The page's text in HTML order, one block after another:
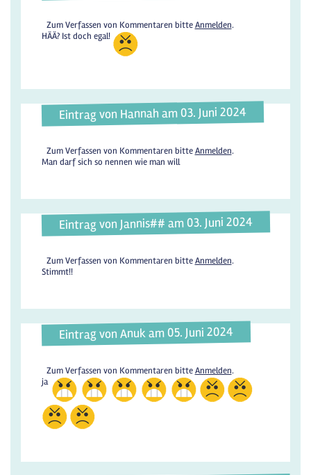
Zum Verfassen von Kommentaren bitteAnmelden.
HÄÄ? Ist doch egal!
Eintrag von Hannah am 03. Juni 2024
Zum Verfassen von Kommentaren bitteAnmelden.
Man darf sich so nennen wie man will
Eintrag von Jannis## am 03. Juni 2024
Zum Verfassen von Kommentaren bitteAnmelden.
Stimmt!!
Eintrag von Anuk am 05. Juni 2024
Zum Verfassen von Kommentaren bitteAnmelden.
ja